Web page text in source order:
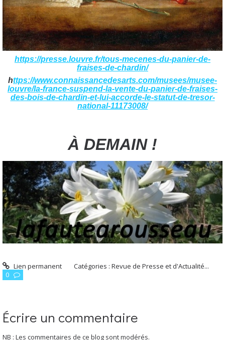
https://presse.louvre.fr/tous-mecenes-du-panier-de-
fraises-de-chardin/
https://www.connaissancedesarts.com/musees/musee-
louvre/la-france-suspend-la-vente-du-panier-de-fraises-
des-bois-de-chardin-et-lui-accorde-le-statut-de-tresor-
national-11173008/
À DEMAIN !
Lien permanent Catégories :Revue de Presse et d'Actualité...
0
Écrire un commentaire
NB : Les commentaires de ce blog sont modérés.